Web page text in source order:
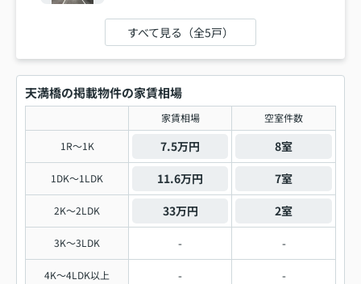
すべて見る（全5戸）
天満橋の掲載物件の家賃相場
家賃相場 空室件数
1R～1K 7.5万円 8室
1DK～1LDK 11.6万円 7室
2K～2LDK 33万円 2室
3K～3LDK - -
4K～4LDK以上 - -